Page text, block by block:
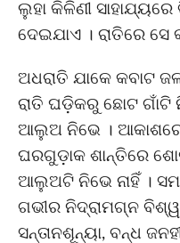
ଲୁହା କିଳିଣୀ
ଦେଇଯାଏ । ରାତିରେ ସେ
ଅଧରାତି ଯାକେ କବାଟ
ରାତି ଘଡ଼ିକରୁ ଛୋଟ
ଆଲୁଅ ନିଭେ ।
ଘରଗୁଡ଼ାକ ଶାନ୍ତିରେ
ଆଲୁଅଟି ନିଭେ ନାହିଁ ।
ଗଭୀର ନିଦ୍ରାମଗ୍ନ
ସନ୍ତାନଶୂନ୍ୟା, ବନ୍ଧ